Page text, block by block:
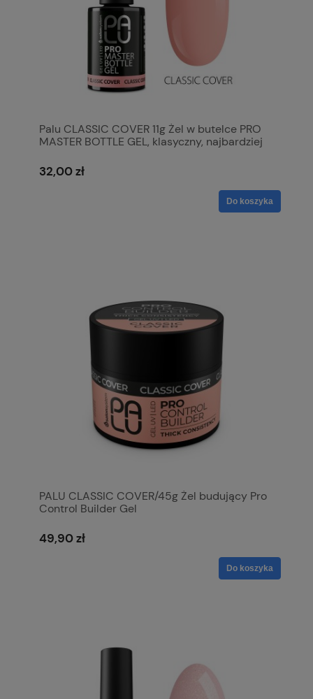
Palu CLASSIC COVER 11g Żel w butelce PRO
MASTER BOTTLE GEL, klasyczny, najbardziej
poziomie 60 %
32,00 zł
Do koszyka
PALU CLASSIC COVER/45g Żel budujący Pro
Control Builder Gel
49,90 zł
Do koszyka